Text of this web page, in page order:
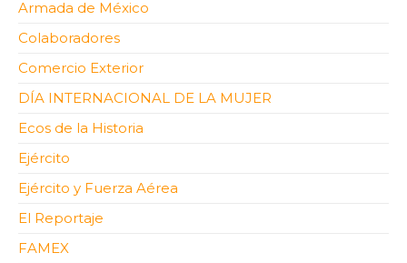
Armada de México
Colaboradores
Comercio Exterior
DÍA INTERNACIONAL DE LA MUJER
Ecos de la Historia
Ejército
Ejército y Fuerza Aérea
El Reportaje
FAMEX